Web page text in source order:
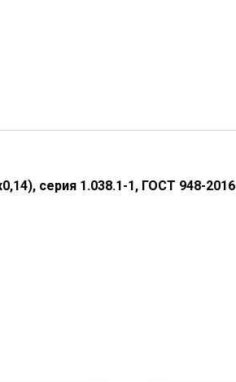
серия 1.038.1-1, ГОСТ 948-2016